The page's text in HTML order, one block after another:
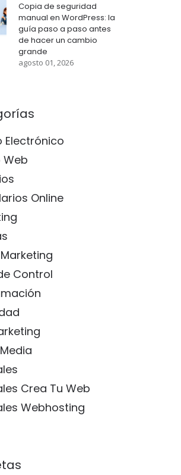
Copia de seguridad
manual en WordPress: la
guía paso a paso antes
de hacer un cambio
grande
agosto 01, 2026
Electrónico
Web
Online
Control
Crea Tu Web
Webhosting